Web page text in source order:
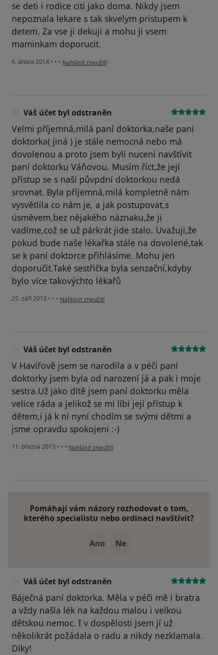
se deti i rodice citi jako doma. Nikdy jsem
nepoznala lekare s tak skvelym pristupem k
detem. Za vse ji dekuji a mohu ji vsem
maminkam doporucit.
6. února 2014 • • • podle názoru uživatele Váš účet byl odstraněn
Nahlásit zneužití
Váš účet byl odstraněn
Velmi příjemná,milá paní doktorka,naše paní
doktorka( jiná ) je stále nemocná nebo má
dovolenou a proto jsem byli nuceni navštívit
paní doktorku Váňovou. Musím říct,že její
přístup se s naší půvpdní doktorkou nedá
srovnat. Byla příjemná,milá kompletně nám
vysvětlila co nám je, a jak postupovat,s
úsměvem,bez nějakého náznaku,že ji
vadíme,což se už párkrát jide stalo. Uvažuji,že
pokud bude naše lékařka stále na dovolené,tak
se k paní doktorce přihlásíme. Mohu jen
doporučit.Také sestřička byla senzační,kdyby
bylo více takovýchto lékařů
25. září 2013 • • • podle názoru uživatele Váš účet byl odstraněn
Nahlásit zneužití
Váš účet byl odstraněn
V Havířově jsem se narodila a v péči paní
doktorky jsem byla od narození já a pak i moje
sestra.Už jako dítě jsem paní doktorku měla
velice ráda a jelikož se mi líbí její přístup k
dětem,i já k ní nyní chodím se svými dětmi a
jsme opravdu spokojeni :-)
11. března 2013 • • • podle názoru uživatele Váš účet byl odstraněn
Nahlásit zneužití
Pomáhají vám názory rozhodovat o tom,
kterého specialistu nebo ordinaci navštívit?
Ano Ne
Váš účet byl odstraněn
Báječná paní doktorka. Měla v péči mě i bratra
a vždy našla lék na každou malou i velkou
dětskou nemoc. I v dospělosti jsem jí už
několikrát požádala o radu a nikdy nezklamala.
Díky!